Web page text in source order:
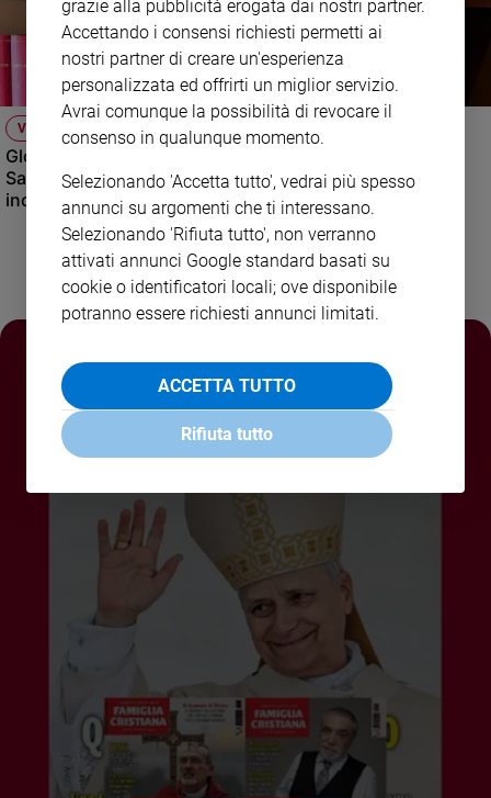
siamo
Contatti
Pubblicità
Registrati
VIDEO
Global Gathering: bambini e ragazzi da Uganda, Terra
Santa, Rione Sanità di Napoli, Camerino e Haiti si
incontrano in Italia attraverso la musica.
grazie alla pubblicità erogata dai nostri partner.
Accettando i consensi richiesti permetti ai
nostri partner di creare un'esperienza
personalizzata ed offrirti un miglior servizio.
Avrai comunque la possibilità di revocare il
consenso in qualunque momento.
Selezionando 'Accetta tutto', vedrai più spesso
annunci su argomenti che ti interessano.
Selezionando 'Rifiuta tutto', non verranno
attivati annunci Google standard basati su
cookie o identificatori locali; ove disponibile
potranno essere richiesti annunci limitati.
ACCETTA TUTTO
Rifiuta tutto